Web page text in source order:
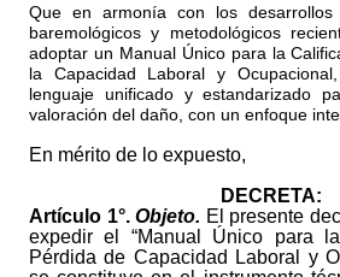
Que en armonía con los desarrollos
baremológicos y metodológicos
adoptar un Manual Único para la
la Capacidad Laboral y
lenguaje unificado y estandarizado
valoración del daño, con un enfoque
En mérito de lo expuesto,
DECRETA:
Artículo 1°. Objeto. El presente
expedir el “Manual Único para
Pérdida de Capacidad Laboral y